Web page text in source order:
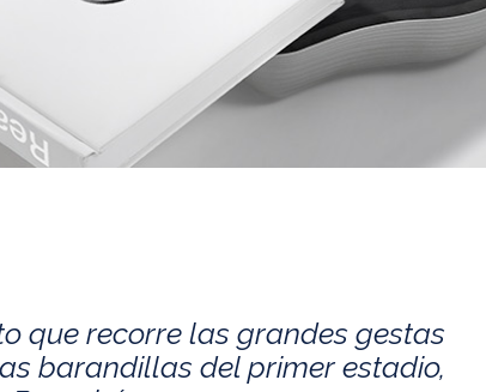
que recorre las grandes gestas
barandillas del primer estadio,